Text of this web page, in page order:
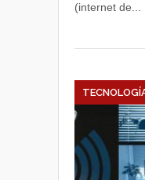
(internet de...